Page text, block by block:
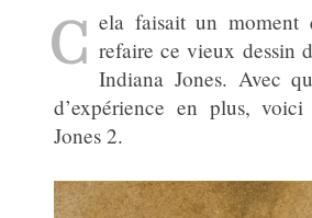
C ela faisait un moment
refaire ce vieux dessin
Indiana Jones. Avec
d’expérience en plus,
Jones 2.